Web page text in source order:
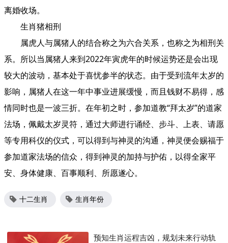
离婚收场。
生肖猪相刑
属虎人与属猪人的结合称之为六合关系，也称之为相刑关
系。所以当属猪人来到2022年寅虎年的时候运势还是会出现
较大的波动，基本处于喜忧参半的状态。由于受到流年太岁的
影响，属猪人在这一年中事业进展缓慢，而且钱财不易得，感
情同时也是一波三折。在年初之时，参加道教“拜太岁”的道家
法场，佩戴太岁灵符，通过大师进行诵经、步斗、上表、请愿
等专用科仪的仪式，可以得到与神灵的沟通，神灵便会赐福于
参加道家法场的信众，得到神灵的加持与护佑，以得全家平
安、身体健康、百事顺利、所愿遂心。
十二生肖 生肖年份
预知生肖运程吉凶，规划未来行动轨